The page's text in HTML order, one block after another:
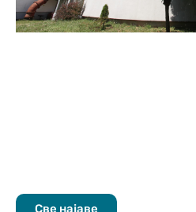
Све најаве